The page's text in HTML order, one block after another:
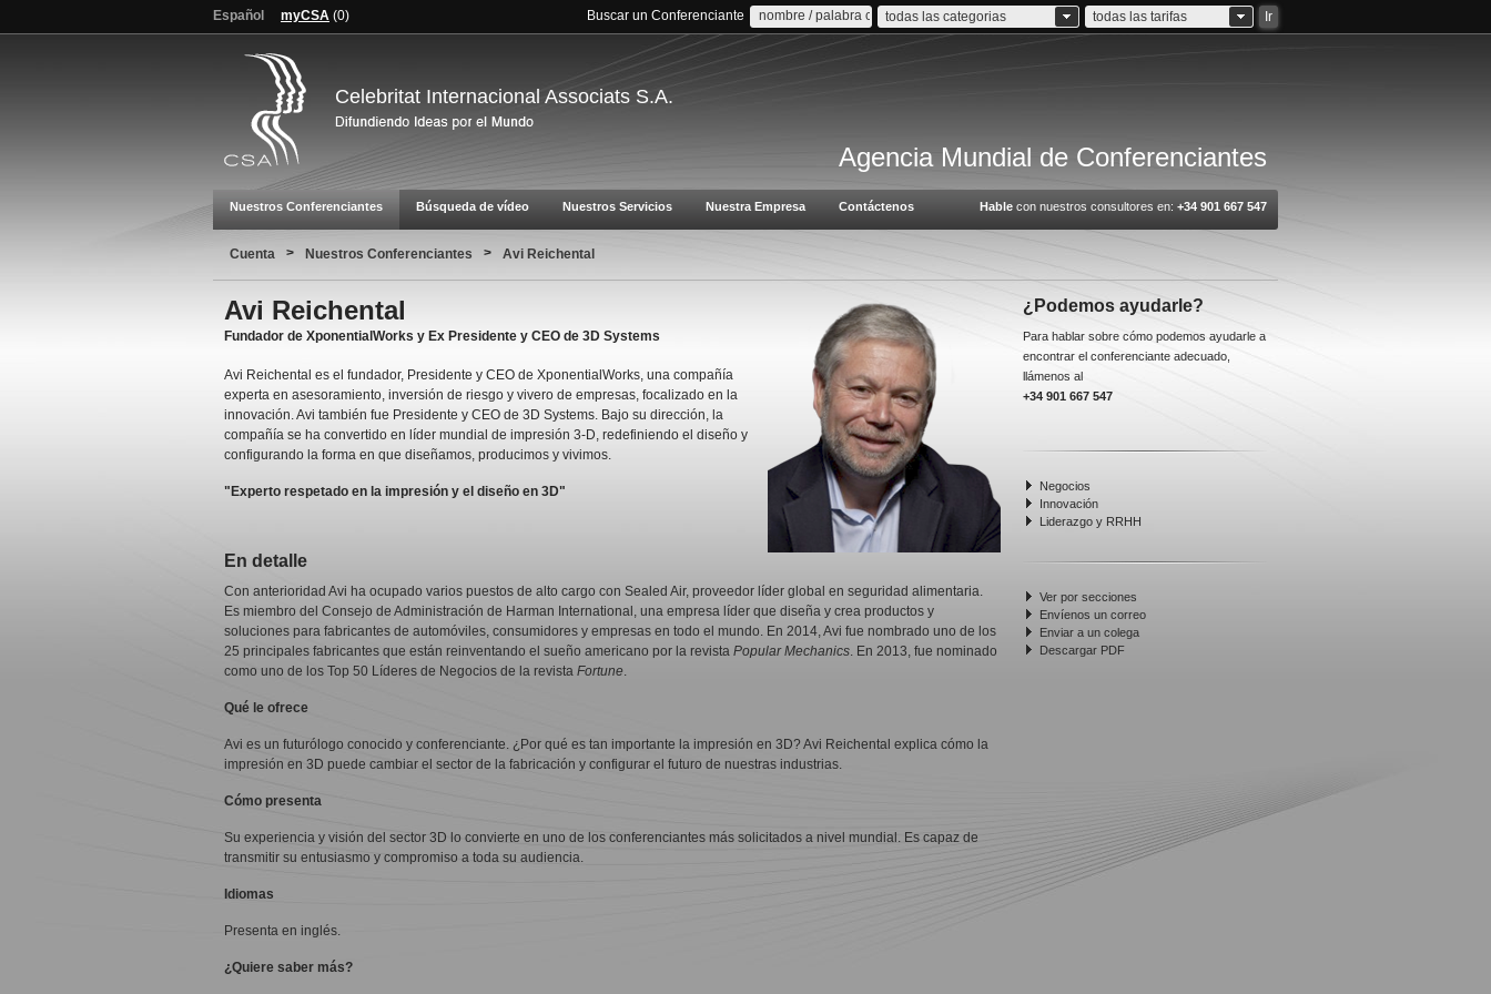
Español myCSA (0) Buscar un Conferenciante todas las categorias todas las tarifas Ir
Celebritat Internacional Associats S.A.
Agencia Mundial de Conferenciantes
Nuestros Conferenciantes Búsqueda de vídeo Nuestros Servicios Nuestra Empresa Contáctenos Hable con nuestros consultores en: +34 901 667 547
Cuenta > Nuestros Conferenciantes > Avi Reichental
Avi Reichental
Fundador de XponentialWorks y Ex Presidente y CEO de 3D Systems
Avi Reichental es el fundador, Presidente y CEO de XponentialWorks, una compañía
experta en asesoramiento, inversión de riesgo y vivero de empresas, focalizado en la
innovación. Avi también fue Presidente y CEO de 3D Systems. Bajo su dirección, la
compañía se ha convertido en líder mundial de impresión 3-D, redefiniendo el diseño y
configurando la forma en que diseñamos, producimos y vivimos.
"Experto respetado en la impresión y el diseño en 3D"
En detalle
Con anterioridad Avi ha ocupado varios puestos de alto cargo con Sealed Air, proveedor líder global en seguridad alimentaria.
Es miembro del Consejo de Administración de Harman International, una empresa líder que diseña y crea productos y
soluciones para fabricantes de automóviles, consumidores y empresas en todo el mundo. En 2014, Avi fue nombrado uno de los
25 principales fabricantes que están reinventando el sueño americano por la revista Popular Mechanics. En 2013, fue nominado
como uno de los Top 50 Líderes de Negocios de la revista Fortune.
Qué le ofrece
Avi es un futurólogo conocido y conferenciante. ¿Por qué es tan importante la impresión en 3D? Avi Reichental explica cómo la
impresión en 3D puede cambiar el sector de la fabricación y configurar el futuro de nuestras industrias.
Cómo presenta
Su experiencia y visión del sector 3D lo convierte en uno de los conferenciantes más solicitados a nivel mundial. Es capaz de
transmitir su entusiasmo y compromiso a toda su audiencia.
Idiomas
Presenta en inglés.
¿Quiere saber más?
¿Podemos ayudarle?
Para hablar sobre cómo podemos ayudarle a
encontrar el conferenciante adecuado,
llámenos al
+34 901 667 547
Negocios
Innovación
Liderazgo y RRHH
Ver por secciones
Envíenos un correo
Enviar a un colega
Descargar PDF